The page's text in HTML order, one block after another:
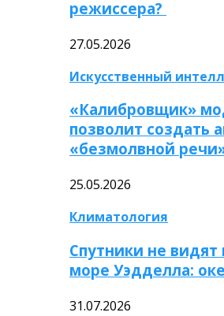
режиссера?
27.05.2026
Искусственный
«Калибровщик»
позволит создать
«безмолвной
25.05.2026
Климатология
Спутники не видят
море Уэдделла:
31.07.2026